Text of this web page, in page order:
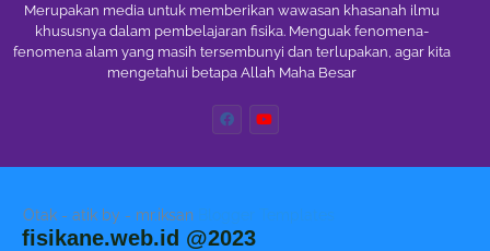
Merupakan media untuk memberikan wawasan khasanah ilmu
khususnya dalam pembelajaran fisika. Menguak fenomena-
fenomena alam yang masih tersembunyi dan terlupakan, agar kita
mengetahui betapa Allah Maha Besar
Otak - atik by - mr.iksan Blogger Templates
fisikane.web.id @2023